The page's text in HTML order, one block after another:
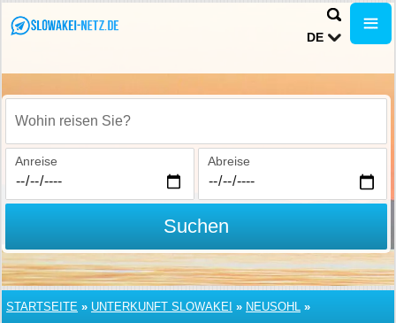
DE
Wohin reisen Sie?
Anreise Abreise
Suchen
STARTSEITE » UNTERKUNFT SLOWAKEI » NEUSOHL »